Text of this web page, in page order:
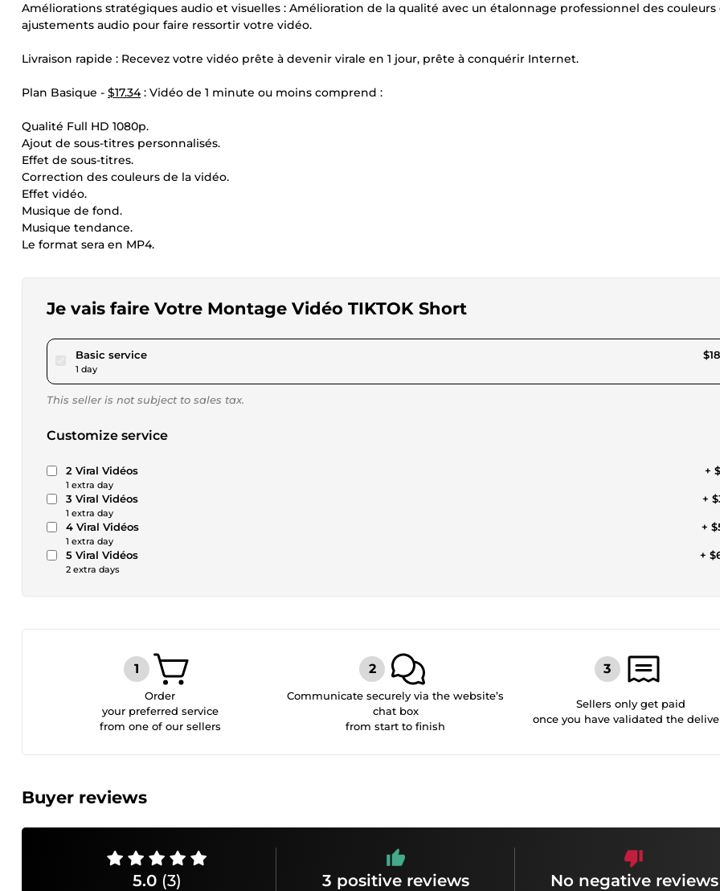
Améliorations stratégiques audio et visuelles : Amélioration de la qualité avec un étalonnage professionnel des couleurs
ajustements audio pour faire ressortir votre vidéo.
Livraison rapide : Recevez votre vidéo prête à devenir virale en 1 jour, prête à conquérir Internet.
Plan Basique - $17.34: Vidéo de 1 minute ou moins comprend :
Qualité Full HD 1080p.
Ajout de sous-titres personnalisés.
Effet de sous-titres.
Correction des couleurs de la vidéo.
Effet vidéo.
Musique de fond.
Musique tendance.
Le format sera en MP4.
Je vais faire Votre Montage Vidéo TIKTOK Short
Basic servicepour $17.34
1 day
This seller is not subject to sales tax.
Customize service
2 Viral Vidéos
1 extra day
+
3 Viral Vidéos
1 extra day
+
4 Viral Vidéos
1 extra day
+
5 Viral Vidéos
2 extra days
+
Order
your preferred service
from one of our sellers
Communicate securely via the website’s
chat box
from start to finish
Sellers only get paid
once you have validated the
Buyer reviews
5.0 (3) 3 positive reviews No negative reviews